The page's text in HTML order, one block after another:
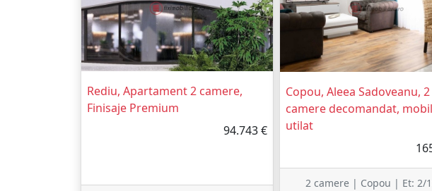
Rediu, Apartament 2 camere,
Finisaje Premium
94.743 €
Copou, Aleea Sadoveanu, 2
camere decomandat,
utilat
2 camere | Copou | Et: 2/